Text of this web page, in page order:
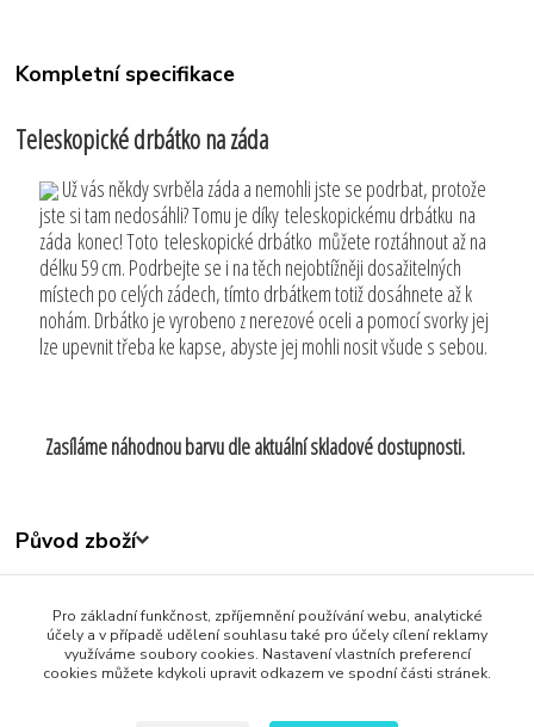
Kompletní specifikace
Teleskopické drbátko na záda
Už vás někdy svrběla záda a nemohli jste se podrbat, protože
jste si tam nedosáhli? Tomu je díky teleskopickému drbátku na
záda konec! Toto teleskopické drbátko můžete roztáhnout až na
délku 59 cm. Podrbejte se i na těch nejobtížněji dosažitelných
místech po celých zádech, tímto drbátkem totiž dosáhnete až k
nohám. Drbátko je vyrobeno z nerezové oceli a pomocí svorky jej
lze upevnit třeba ke kapse, abyste jej mohli nosit všude s sebou.
Zasíláme náhodnou barvu dle aktuální skladové dostupnosti.
Původ zboží
Všechny produkty
Pro základní funkčnost, zpříjemnění používání webu, analytické
účely a v případě udělení souhlasu také pro účely cílení reklamy
využíváme soubory cookies. Nastavení vlastních preferencí
cookies můžete kdykoli upravit odkazem ve spodní části stránek.